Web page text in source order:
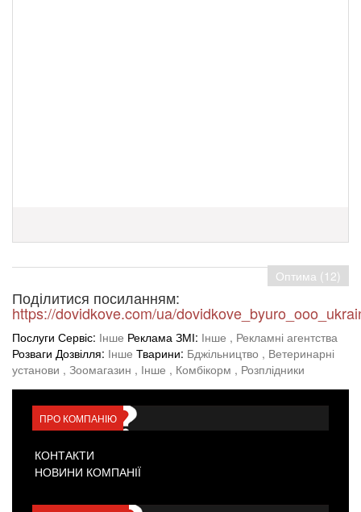
Оптима (12)
Поділитися посиланням:
https://dovidkove.com/ua/
Послуги Сервіс: Інше Реклама ЗМІ: Інше , Рекламні агентства
Розваги Дозвілля: Інше Тварини: Бджільництво , Ветеринарні
установи , Зоомагазин , Інше , Комбікорм , Розплідники
ПРО КОМПАНІЮ
КОНТАКТИ
НОВИНИ КОМПАНІЇ